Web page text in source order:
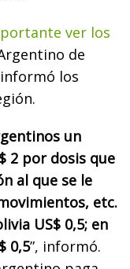
ver los
de
informó los
un
2 por dosis que
al que se le
etc.
US$ 0,5; en
0,5”, informó.